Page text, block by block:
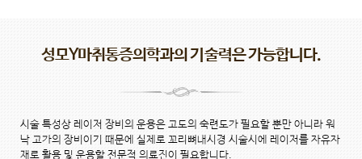
성모Y마취통증의학과의 기술력은 가능합니다.
시술 특성상 레이저 장비의 운용은 고도의 숙련도가 필요할 뿐만 아니라 워
낙 고가의 장비이기 때문에 실제로 꼬리뼈내시경 시술시에 레이저를 자유자
재로 활용 및 운용할 전문적 의료진이 필요합니다.